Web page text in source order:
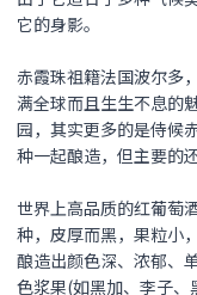
它的身影。
赤霞珠祖籍法国波尔多
满全球而且生生不息的
园，其实更多的是侍候
种一起酿造，但主要的
世界上高品质的红葡萄
种，皮厚而黑，果粒小
酿造出颜色深、浓郁、
色浆果(如黑加、李子